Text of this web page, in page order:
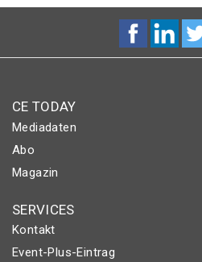
CE TODAY
Mediadaten
Abo
Magazin
SERVICES
Kontakt
Event-Plus-Eintrag